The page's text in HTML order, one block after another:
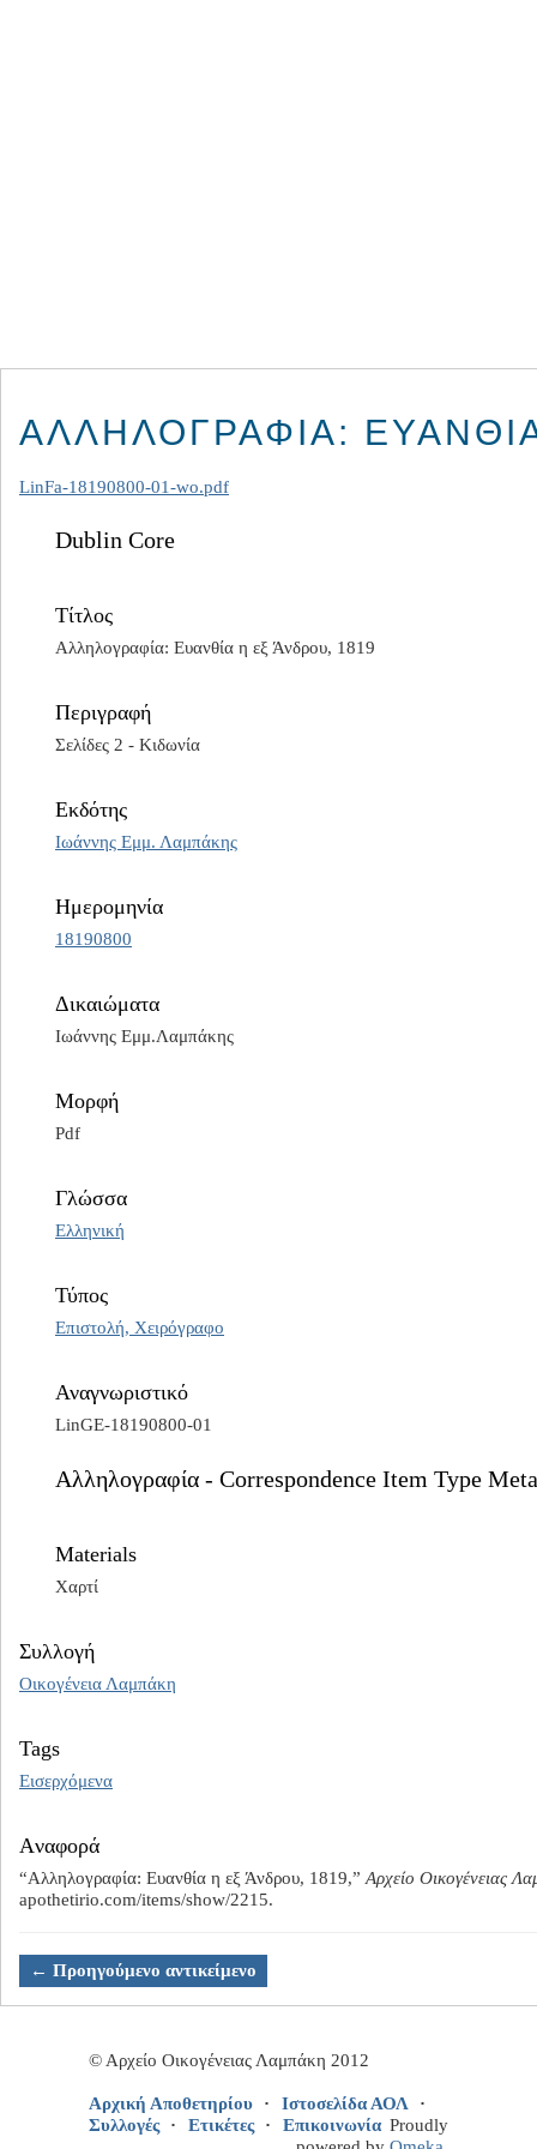
ΑΛΛΗΛΟΓΡΑΦΊΑ:
LinFa-18190800-01-wo.pdf
Dublin Core
Τίτλος
Αλληλογραφία: Ευανθία η εξ Άνδρου, 1819
Περιγραφή
Σελίδες 2 - Κιδωνία
Εκδότης
Ιωάννης Εμμ. Λαμπάκης
Ημερομηνία
18190800
Δικαιώματα
Ιωάννης Εμμ.Λαμπάκης
Μορφή
Pdf
Γλώσσα
Ελληνική
Τύπος
Επιστολή, Χειρόγραφο
Αναγνωριστικό
LinGE-18190800-01
Αλληλογραφία - Correspondence Item Type
Materials
Χαρτί
Συλλογή
Οικογένεια Λαμπάκη
Tags
Εισερχόμενα
Aναφορά
“Αλληλογραφία: Ευανθία η εξ Άνδρου, 1819,” Αρχείο Οικογένειας
apothetirio.com/items/show/2215.
← Προηγούμενο αντικείμενο
© Αρχείο Οικογένειας Λαμπάκη 2012
Αρχική Αποθετηρίου
Ιστοσελίδα ΑΟΛ
Συλλογές
Ετικέτες Επικοινωνία Proudly